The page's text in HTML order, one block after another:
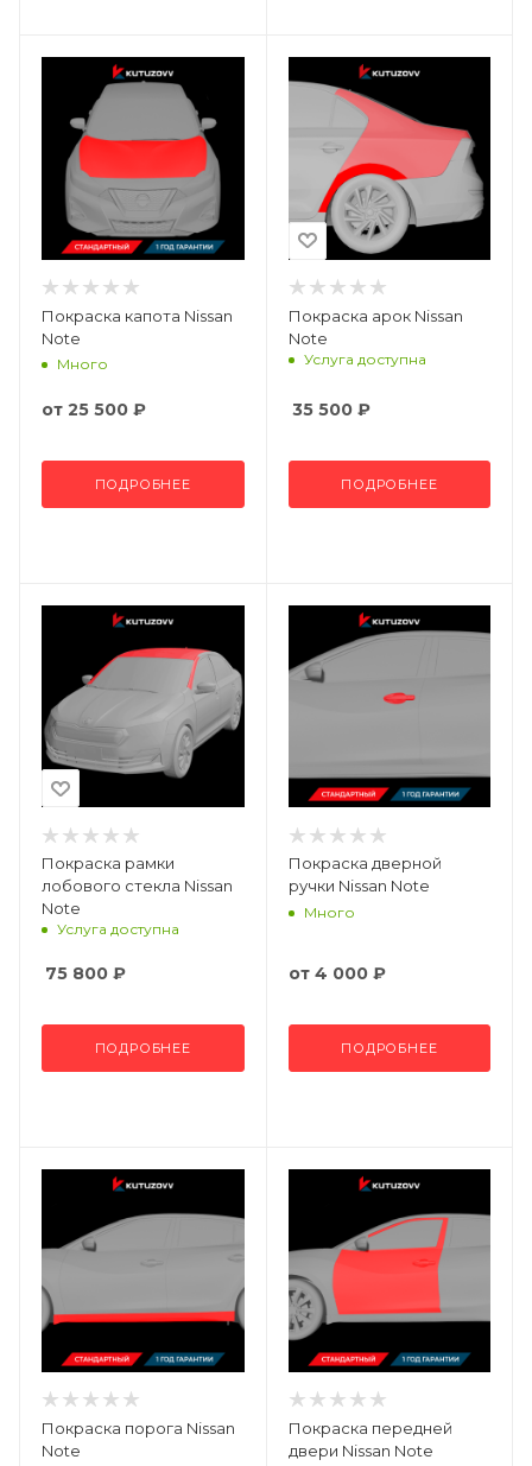
Покраска капота Nissan
Note
Много
от 25 500 ₽
ПОДРОБНЕЕ
Покраска арок Nissan
Note
Услуга доступна
35 500₽
ПОДРОБНЕЕ
Покраска рамки
лобового стекла Nissan
Note
Услуга доступна
75 800 ₽
ПОДРОБНЕЕ
Покраска дверной
ручки Nissan Note
Много
от 4 000 ₽
ПОДРОБНЕЕ
Покраска порога Nissan
Note
Покраска передней
двери Nissan Note